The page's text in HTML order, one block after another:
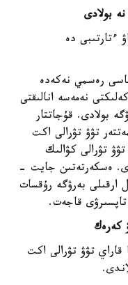
بولادى
ءتارتىبى دە
رەسمي نەكەدە
نەمەسە انالىقتى
بولادى. قۇجاتتار
تۋۋ تۋرالى اكت
تۋرالى كۋالىك
ەسكەرتەتىن جايت -
ارقىلى بەرۋگە رۇقسات
قاجەت.
كەرەك
قاراي تۋۋ تۋرالى اكت